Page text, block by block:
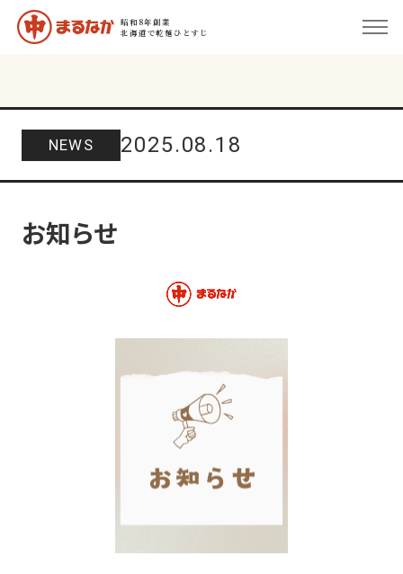
昭和8年創業
北海道で乾麺ひとすじ
NEWS 2025.08.18
お知らせ